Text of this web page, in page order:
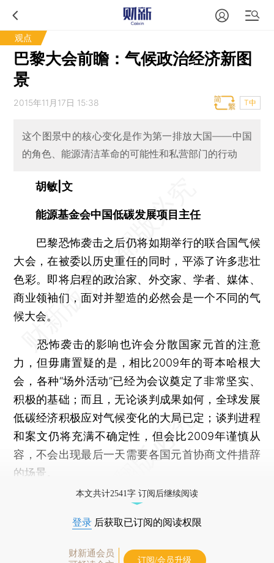
观点
巴黎大会前瞻：气候政治经济新图
景
2015年11月17日 15:38 T中
这个图景中的核心变化是作为第一排放大国——中国
的角色、能源清洁革命的可能性和私营部门的行动
胡敏|文
能源基金会中国低碳发展项目主任
巴黎恐怖袭击之后仍将如期举行的联合国气候
大会，在被委以历史重任的同时，平添了许多悲壮
色彩。即将启程的政治家、外交家、学者、媒体、
商业领袖们，面对并塑造的必然会是一个不同的气
候大会。
恐怖袭击的影响也许会分散国家元首的注意
力，但毋庸置疑的是，相比2009年的哥本哈根大
会，各种“场外活动”已经为会议奠定了非常坚实、
积极的基础；而且，无论谈判成果如何，全球发展
低碳经济积极应对气候变化的大局已定；谈判进程
和案文仍将充满不确定性，但会比2009年谨慎从
容，不会出现最后一天需要各国元首协商文件措辞
的场景。
本文共计2541字 订阅后继续阅读
登录 后获取已订阅的阅读权限
财新通会员
订阅/会员升级